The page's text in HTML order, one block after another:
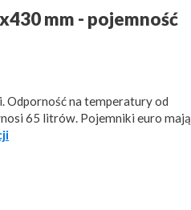
mm - pojemność
Odporność na temperatury od
65 litrów. Pojemniki euro mają